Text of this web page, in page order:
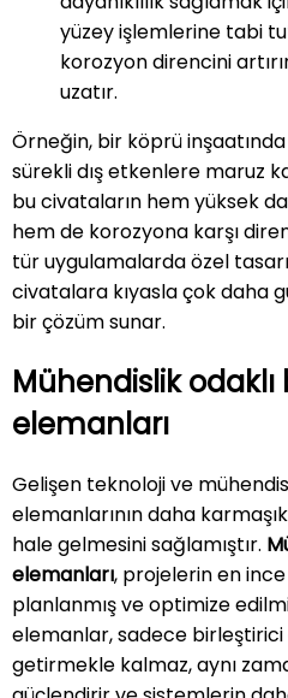
yüzey işlemlerine tabi
korozyon direncini
uzatır.
Örneğin, bir köprü
sürekli dış etkenlere maruz
bu civataların hem yüksek
hem de korozyona karşı
tür uygulamalarda özel
civatalara kıyasla çok daha
bir çözüm sunar.
Mühendislik odaklı
elemanları
Gelişen teknoloji ve
elemanlarının daha
hale gelmesini sağlamıştır.
elemanları, projelerin en ince
planlanmış ve optimize
elemanlar, sadece
getirmekle kalmaz, aynı